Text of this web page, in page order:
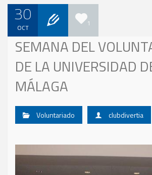
30
OCT 1
SEMANA DEL
DE LA UNIVERSIDAD
MÁLAGA
Voluntariado clubdivertia